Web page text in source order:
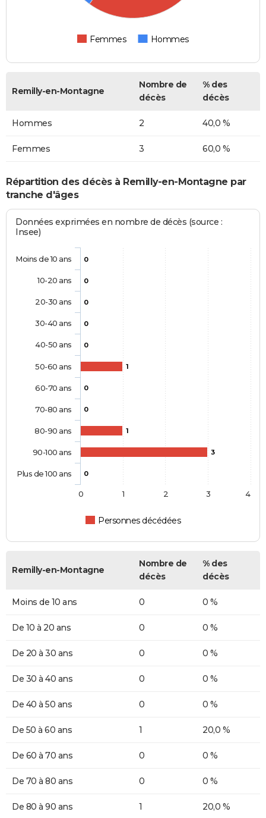
Femmes Hommes
Remilly-en-Montagne
Nombre de
décès
% des
décès
Hommes 2 40,0 %
Femmes 3 60,0 %
Répartition des décès à Remilly-en-Montagne par
tranche d'âges
Données exprimées en nombre de décès (source :
Insee)
0
0
0
0
0
1
0
0
1
3
0
Personnes décédées
Moins de 10 ans
10-20 ans
20-30 ans
30-40 ans
40-50 ans
50-60 ans
60-70 ans
70-80 ans
80-90 ans
90-100 ans
Plus de 100 ans
0 1 2 3 4
Remilly-en-Montagne
Nombre de
décès
% des
décès
Moins de 10 ans 0 0 %
De 10 à 20 ans 0 0 %
De 20 à 30 ans 0 0 %
De 30 à 40 ans 0 0 %
De 40 à 50 ans 0 0 %
De 50 à 60 ans 1 20,0 %
De 60 à 70 ans 0 0 %
De 70 à 80 ans 0 0 %
De 80 à 90 ans 1 20,0 %